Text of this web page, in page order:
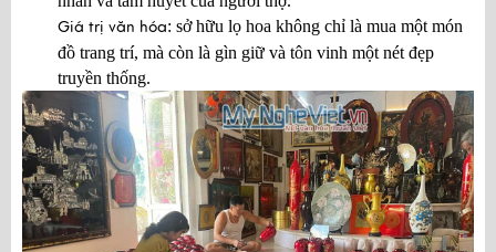
Giá trị văn hóa: sở hữu lọ hoa không chỉ là mua một món
đồ trang trí, mà còn là gìn giữ và tôn vinh một nét đẹp
truyền thống.